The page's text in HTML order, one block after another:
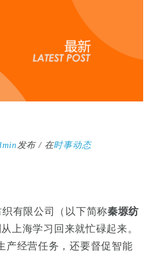
发布 在时事动态
有限公司（以下简称秦塬纺
上海学习回来就忙碌起来。
产经营任务，还要督促智能